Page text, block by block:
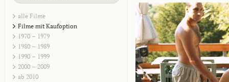
alle Filme
Filme mit Kaufoption
1970 – 1979
1980 – 1989
1990 – 1999
2000 – 2009
ab 2010